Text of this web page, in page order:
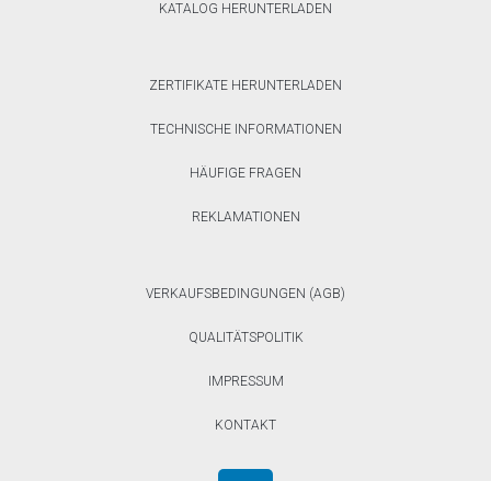
KATALOG HERUNTERLADEN
ZERTIFIKATE HERUNTERLADEN
TECHNISCHE INFORMATIONEN
HÄUFIGE FRAGEN
REKLAMATIONEN
VERKAUFSBEDINGUNGEN (AGB)
QUALITÄTSPOLITIK
IMPRESSUM
KONTAKT